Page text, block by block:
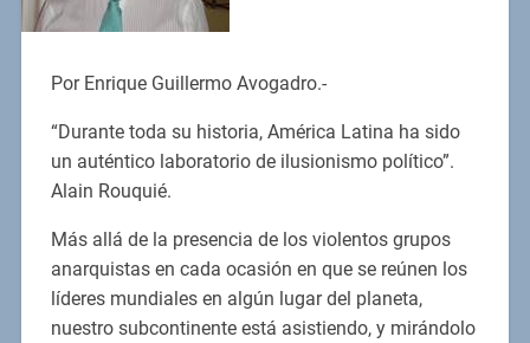
Por Enrique Guillermo Avogadro.-
“Durante toda su historia, América Latina ha sido
un auténtico laboratorio de ilusionismo político”.
Alain Rouquié.
Más allá de la presencia de los violentos grupos
anarquistas en cada ocasión en que se reúnen los
líderes mundiales en algún lugar del planeta,
nuestro subcontinente está asistiendo, y mirándolo